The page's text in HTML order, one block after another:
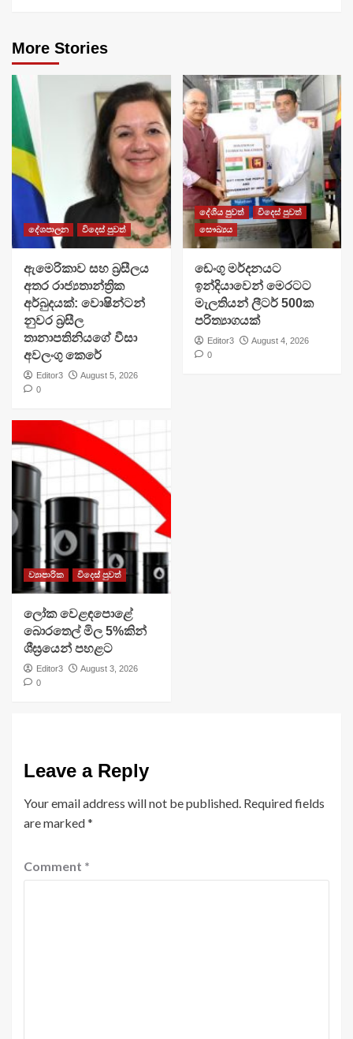
More Stories
දේශපාලන විදෙස් පුවත්
ඇමෙරිකාව සහ බ්‍රසීලය
අතර රාජ්‍යතාන්ත්‍රික
අර්බුදයක්: වොෂින්ටන්
නුවර බ්‍රසීල
තානාපතිනියගේ වීසා
අවලංගු කෙරේ
Editor3
August 5, 2026
0
දේශීය පුවත්
විදෙස් පුවත්
සෞඛ්‍යය
ඩෙංගු මර්දනයට
ඉන්දියාවෙන් මෙරටට
මැලතියන් ලීටර් 500ක
පරිත්‍යාගයක්
Editor3
August 4, 2026
0
ව්‍යාපාරික විදෙස් පුවත්
ලෝක වෙළඳපොළේ
බොරතෙල් මිල 5%කින්
ශීඝ්‍රයෙන් පහළට
Editor3
August 3, 2026
0
Leave a Reply
Your email address will not be published. Required fields
are marked*
Comment *